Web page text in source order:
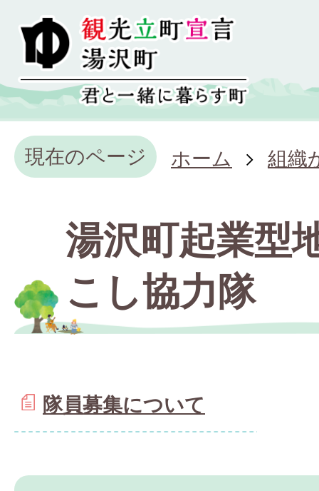
現在のページ ホーム 組織
湯沢町起業型
こし協力隊
隊員募集について